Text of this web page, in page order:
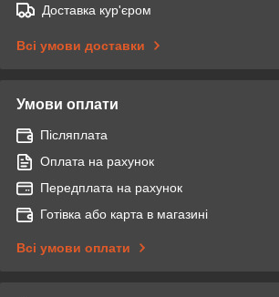
Доставка кур'єром
Всі умови доставки
Умови оплати
Післяплата
Оплата на рахунок
Передплата на рахунок
Готівка або карта в магазині
Всі умови оплати